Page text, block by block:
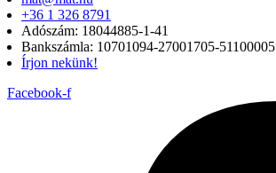
+36 1 326 8791
Adószám: 18044885-1-41
Bankszámla: 10701094-27001705-51100005
Írjon nekünk!
Facebook-f